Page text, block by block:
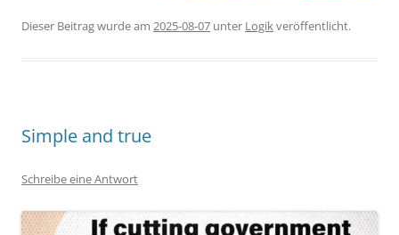
Dieser Beitrag wurde am 2025-08-07 unter Logikveröffentlicht.
Simple and true
Schreibe eine Antwort